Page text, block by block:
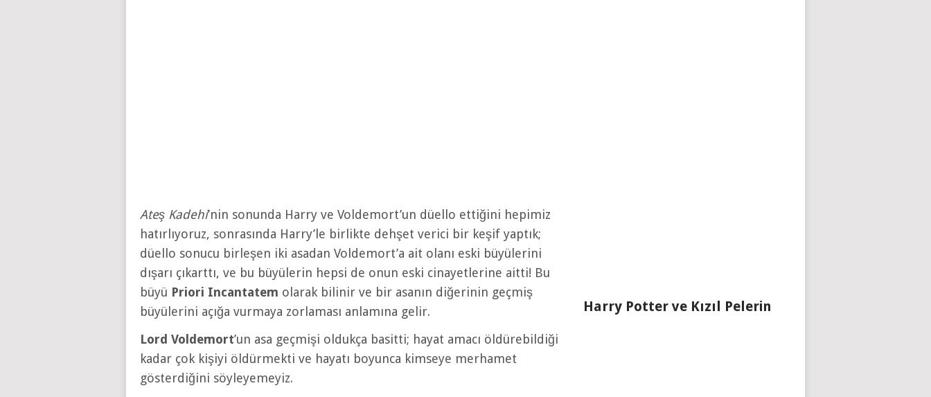
Ateş Kadehi’nin sonunda Harry ve Voldemort’un düello ettiğini hepimiz
hatırlıyoruz, sonrasında Harry’le birlikte dehşet verici bir keşif yaptık;
düello sonucu birleşen iki asadan Voldemort’a ait olanı eski büyülerini
dışarı çıkarttı, ve bu büyülerin hepsi de onun eski cinayetlerine aitti! Bu
büyü Priori Incantatem olarak bilinir ve bir asanın diğerinin geçmiş
büyülerini açığa vurmaya zorlaması anlamına gelir.
Lord Voldemort’un asa geçmişi oldukça basitti; hayat amacı öldürebildiği
kadar çok kişiyi öldürmekti ve hayatı boyunca kimseye merhamet
gösterdiğini söyleyemeyiz.
Harry Potter ve Kızıl Pelerin